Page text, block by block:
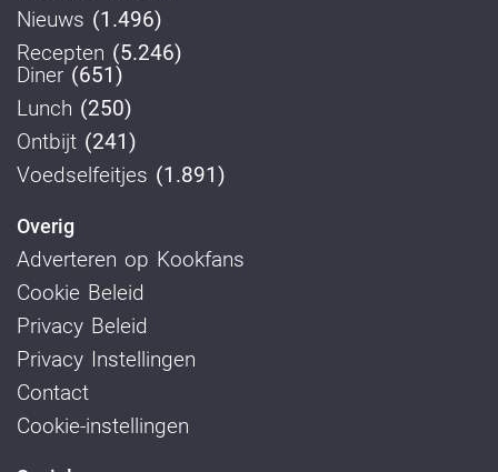
Nieuws (1.496)
Recepten (5.246)
Diner (651)
Lunch (250)
Ontbijt (241)
Voedselfeitjes (1.891)
Overig
Adverteren op Kookfans
Cookie Beleid
Privacy Beleid
Privacy Instellingen
Contact
Cookie-instellingen